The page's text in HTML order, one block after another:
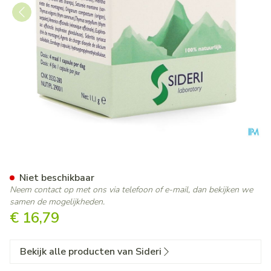
€ 16,79
Niet beschikbaar
Neem contact op met ons via telefoon of e-mail, dan bekijken we
samen de mogelijkheden.
Bekijk alle producten van Sideri